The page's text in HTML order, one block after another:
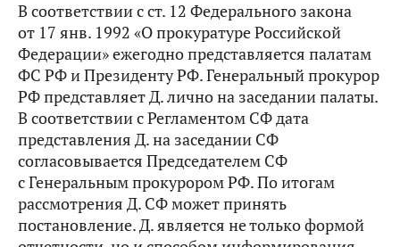
В соответствии с ст. 12 Федерального закона
от 17 янв. 1992 «О прокуратуре Российской
Федерации» ежегодно представляется палатам
ФС РФ и Президенту РФ. Генеральный прокурор
РФ представляет Д. лично на заседании палаты.
В соответствии с Регламентом СФ дата
представления Д. на заседании СФ
согласовывается Председателем СФ
с Генеральным прокурором РФ. По итогам
рассмотрения Д. СФ может принять
постановление. Д. является не только формой